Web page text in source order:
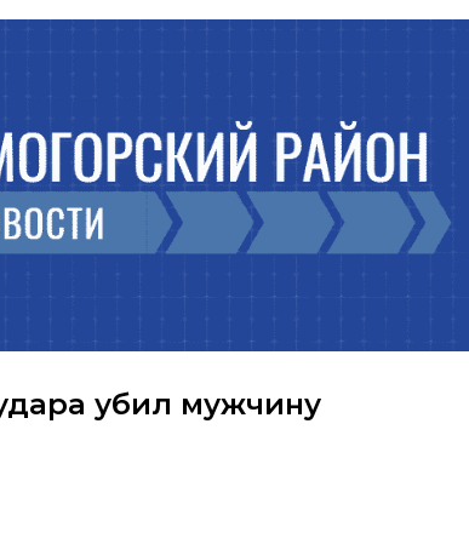
убил мужчину